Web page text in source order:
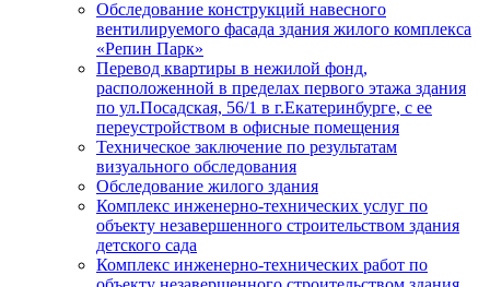
Обследование конструкций навесного
вентилируемого фасада здания жилого комплекса
«Репин Парк»
Перевод квартиры в нежилой фонд,
расположенной в пределах первого этажа здания
по ул.Посадская, 56/1 в г.Екатеринбурге, с ее
переустройством в офисные помещения
Техническое заключение по результатам
визуального обследования
Обследование жилого здания
Комплекс инженерно-технических услуг по
объекту незавершенного строительством здания
детского сада
Комплекс инженерно-технических работ по